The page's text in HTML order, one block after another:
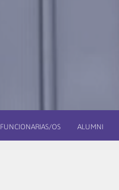
FUNCIONARIAS/OS ALUMNI